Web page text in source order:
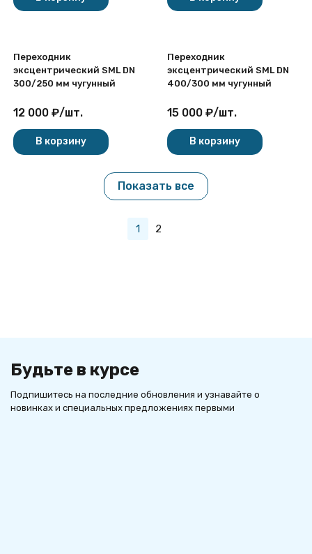
Переходник
эксцентрический SML DN
300/250 мм чугунный
12 000 ₽/шт.
В корзину
Переходник
эксцентрический SML DN
400/300 мм чугунный
15 000 ₽/шт.
В корзину
Показать все
1 2
Будьте в курсе
Подпишитесь на последние обновления и узнавайте о
новинках и специальных предложениях первыми